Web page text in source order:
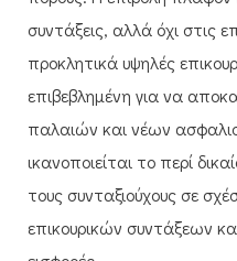
συντάξεις, αλλά όχι στις
προκλητικά υψηλές
επιβεβλημένη για να
παλαιών και νέων
ικανοποιείται το περί
τους συνταξιούχους σε
επικουρικών συντάξεων